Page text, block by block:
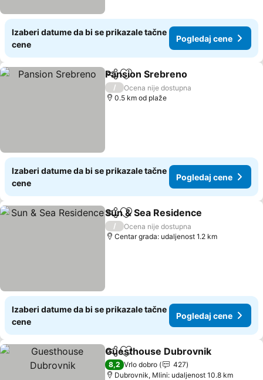
Izaberi datume da bi se prikazale tačne
cene
Pogledaj cene
Deli Dodati u favorite
Pansion Srebreno
/
Ocena nije dostupna
0.5 km od plaže
Izaberi datume da bi se prikazale tačne
cene
Pogledaj cene
Deli Dodati u favorite
Sun & Sea Residence
/
Ocena nije dostupna
Centar grada: udaljenost 1.2 km
Izaberi datume da bi se prikazale tačne
cene
Pogledaj cene
Deli Dodati u favorite
Guesthouse Dubrovnik
8,2 Vrlo dobro
427
Dubrovnik, Mlini: udaljenost 10.8 km